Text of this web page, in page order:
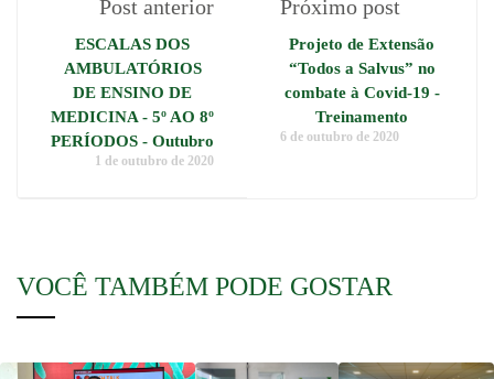
Post anterior
ESCALAS DOS
AMBULATÓRIOS
DE ENSINO DE
MEDICINA - 5º AO 8º
PERÍODOS - Outubro
1 de outubro de 2020
Próximo post
Projeto de Extensão
“Todos a Salvus” no
combate à Covid-19 -
Treinamento
6 de outubro de 2020
VOCÊ TAMBÉM PODE GOSTAR